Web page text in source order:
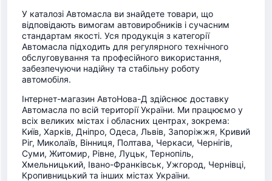
У каталозі Автомасла ви знайдете товари, що
відповідають вимогам автовиробників і сучасним
стандартам якості. Уся продукція з категорії
Автомасла підходить для регулярного технічного
обслуговування та професійного використання,
забезпечуючи надійну та стабільну роботу
автомобіля.
Інтернет-магазин АвтоНова-Д здійснює доставку
Автомасла по всій території України. Ми працюємо у
всіх великих містах і обласних центрах, зокрема:
Київ, Харків, Дніпро, Одеса, Львів, Запоріжжя, Кривий
Ріг, Миколаїв, Вінниця, Полтава, Черкаси, Чернігів,
Суми, Житомир, Рівне, Луцьк, Тернопіль,
Хмельницький, Івано-Франківськ, Ужгород, Чернівці,
Кропивницький та інших містах України.